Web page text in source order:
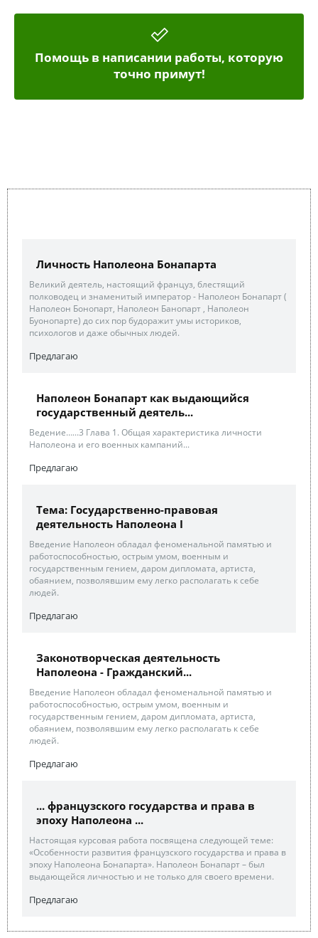
Помощь в написании работы, которую
точно примут!
Личность Наполеона Бонапарта
Великий деятель, настоящий француз, блестящий
полководец и знаменитый император - Наполеон Бонапарт (
Наполеон Бонопарт, Наполеон Банопарт , Наполеон
Буонопарте) до сих пор будоражит умы историков,
психологов и даже обычных людей.
Предлагаю
Наполеон Бонапарт как выдающийся
государственный деятель...
Ведение…...3 Глава 1. Общая характеристика личности
Наполеона и его военных кампаний...
Предлагаю
Тема: Государственно-правовая
деятельность Наполеона I
Введение Наполеон обладал феноменальной памятью и
работоспособностью, острым умом, военным и
государственным гением, даром дипломата, артиста,
обаянием, позволявшим ему легко располагать к себе
людей.
Предлагаю
Законотворческая деятельность
Наполеона - Гражданский...
Введение Наполеон обладал феноменальной памятью и
работоспособностью, острым умом, военным и
государственным гением, даром дипломата, артиста,
обаянием, позволявшим ему легко располагать к себе
людей.
Предлагаю
... французского государства и права в
эпоху Наполеона ...
Настоящая курсовая работа посвящена следующей теме:
«Особенности развития французского государства и права в
эпоху Наполеона Бонапарта». Наполеон Бонапарт – был
выдающейся личностью и не только для своего времени.
Предлагаю